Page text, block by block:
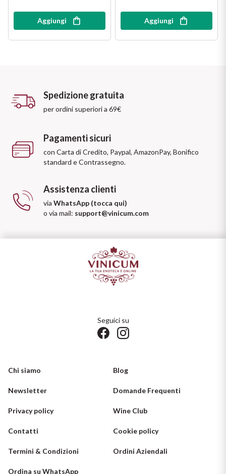
Aggiungi Aggiungi
Spedizione gratuita
per ordini superiori a 69€
Pagamenti sicuri
con Carta di Credito, Paypal, AmazonPay, Bonifico
standard e Contrassegno.
Assistenza clienti
via WhatsApp (tocca qui)
o via mail: support@vinicum.com
Seguici su
Chi siamo Blog
Newsletter Domande Frequenti
Privacy policy Wine Club
Contatti Cookie policy
Termini & Condizioni Ordini Aziendali
Ordina su WhatsApp